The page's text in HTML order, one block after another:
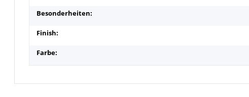
Besonderheiten:
Finish:
Farbe: